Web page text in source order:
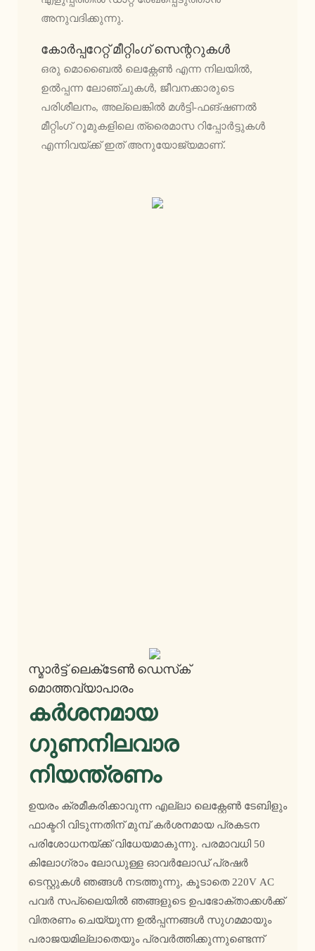
അനുവദിക്കുന്നു.
കോർപ്പറേറ്റ് മീറ്റിംഗ് സെന്ററുകൾ
ഒരു മൊബൈൽ ലെക്റ്റേൺ എന്ന നിലയിൽ,
ഉൽപ്പന്ന ലോഞ്ചുകൾ, ജീവനക്കാരുടെ
പരിശീലനം, അല്ലെങ്കിൽ മൾട്ടി-ഫങ്ഷണൽ
മീറ്റിംഗ് റൂമുകളിലെ ത്രൈമാസ റിപ്പോർട്ടുകൾ
എന്നിവയ്ക്ക് ഇത് അനുയോജ്യമാണ്.
സ്മാർട്ട് ലെക്‌ടേൺ ഡെസ്‌ക്
മൊത്തവ്യാപാരം
കർശനമായ
ഗുണനിലവാര
നിയന്ത്രണം
ഉയരം ക്രമീകരിക്കാവുന്ന എല്ലാ ലെക്റ്റേൺ ടേബിളും
ഫാക്ടറി വിടുന്നതിന് മുമ്പ് കർശനമായ പ്രകടന
പരിശോധനയ്ക്ക് വിധേയമാകുന്നു. പരമാവധി 50
കിലോഗ്രാം ലോഡുള്ള ഓവർലോഡ് പ്രഷർ
ടെസ്റ്റുകൾ ഞങ്ങൾ നടത്തുന്നു, കൂടാതെ 220V AC
പവർ സപ്ലൈയിൽ ഞങ്ങളുടെ ഉപഭോക്താക്കൾക്ക്
വിതരണം ചെയ്യുന്ന ഉൽപ്പന്നങ്ങൾ സുഗമമായും
പരാജയമില്ലാതെയും പ്രവർത്തിക്കുന്നുണ്ടെന്ന്